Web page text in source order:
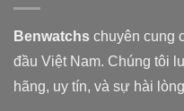
Benwatchs chuyên cung
đầu Việt Nam. Chúng tôi
hãng, uy tín, và sự hài